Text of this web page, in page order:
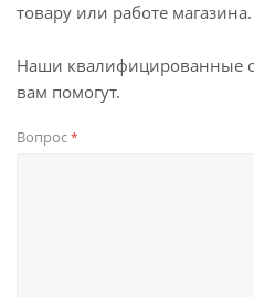
товару или работе магазина.
Наши квалифицированные
вам помогут.
Вопрос*